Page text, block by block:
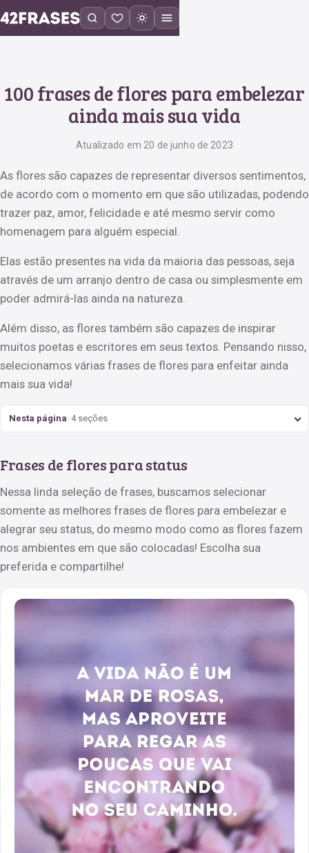
100 frases de flores para embelezar
ainda mais sua vida
Atualizado em 20 de junho de 2023
As flores são capazes de representar diversos sentimentos,
de acordo com o momento em que são utilizadas, podendo
trazer paz, amor, felicidade e até mesmo servir como
homenagem para alguém especial.
Elas estão presentes na vida da maioria das pessoas, seja
através de um arranjo dentro de casa ou simplesmente em
poder admirá-las ainda na natureza.
Além disso, as flores também são capazes de inspirar
muitos poetas e escritores em seus textos. Pensando nisso,
selecionamos várias frases de flores para enfeitar ainda
mais sua vida!
Nesta página· 4 seções
Frases de flores para status
Nessa linda seleção de frases, buscamos selecionar
somente as melhores frases de flores para embelezar e
alegrar seu status, do mesmo modo como as flores fazem
nos ambientes em que são colocadas! Escolha sua
preferida e compartilhe!